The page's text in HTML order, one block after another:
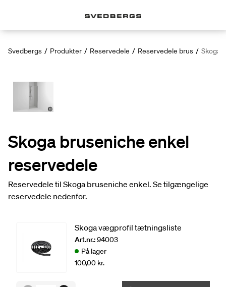
Svedbergs / Produkter / Reservedele / Reservedele brus / Skoga
Skoga bruseniche enkel
reservedele
Reservedele til Skoga bruseniche enkel. Se tilgængelige
reservedele nedenfor.
Skoga vægprofil tætningsliste
Art.nr.:94003
På lager
100,00 kr.